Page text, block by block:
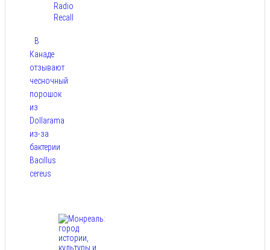
Radio
Recall
В
Канаде
отзывают
чесночный
порошок
из
Dollarama
из-за
бактерии
Bacillus
cereus